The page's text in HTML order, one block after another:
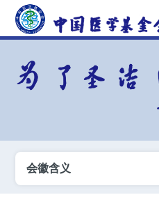
会徽含义